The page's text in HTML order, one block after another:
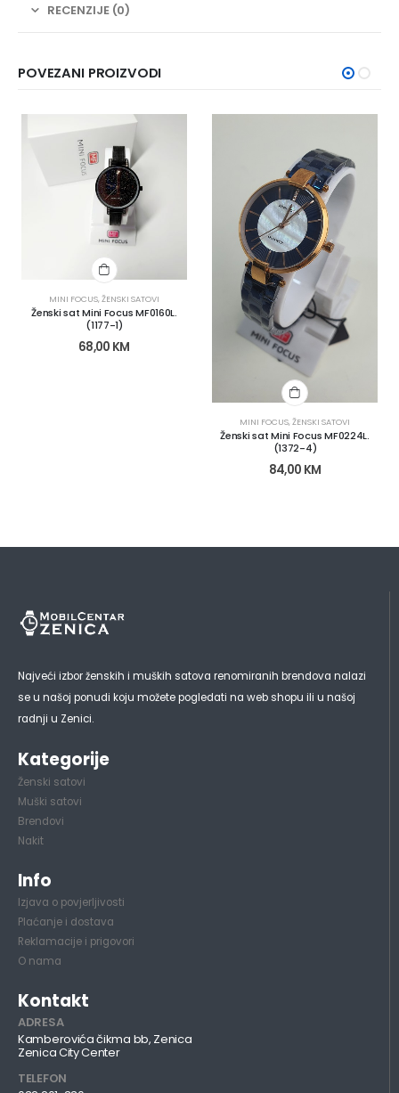
RECENZIJE (0)
POVEZANI PROIZVODI
MINI FOCUS,ŽENSKI SATOVI
Ženski sat Mini Focus MF0160L.
(1177-1)
68,00 KM
MINI FOCUS,ŽENSKI SATOVI
Ženski sat Mini Focus MF0224L.
(1372-4)
84,00 KM
Najveći izbor ženskih i muških satova renomiranih brendova nalazi
se u našoj ponudi koju možete pogledati na web shopu ili u našoj
radnji u Zenici.
Kategorije
Ženski satovi
Muški satovi
Brendovi
Nakit
Info
Izjava o povjerljivosti
Plaćanje i dostava
Reklamacije i prigovori
O nama
Kontakt
ADRESA
Kamberovića čikma bb, Zenica
Zenica City Center
TELEFON